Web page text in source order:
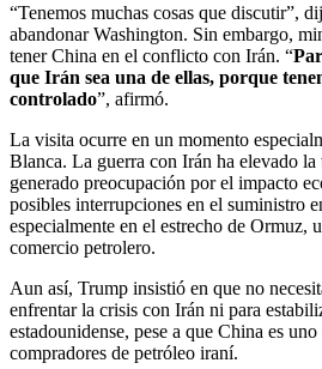
“Tenemos muchas cosas que discutir”,
abandonar Washington. Sin embargo,
tener China en el conflicto con Irán. “
que Irán sea una de ellas, porque
controlado”, afirmó.
La visita ocurre en un momento
Blanca. La guerra con Irán ha elevado
generado preocupación por el impacto
posibles interrupciones en el suministro
especialmente en el estrecho de Ormuz,
comercio petrolero.
Aun así, Trump insistió en que no
enfrentar la crisis con Irán ni para
estadounidense, pese a que China es
compradores de petróleo iraní.